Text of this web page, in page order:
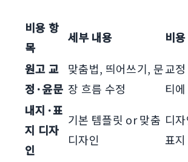
비용 항
목
세부 내용
비
원고 교
정·윤문
맞춤법, 띄어쓰기, 문
장 흐름 수정
교
티
내지·표
지 디자
인
기본 템플릿 or 맞춤
디자인
디
표